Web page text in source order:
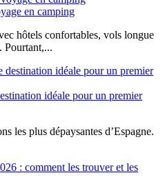
en camping
hôtels confortables, vols longue
Pourtant,...
idéale pour un premier
les plus dépaysantes d’Espagne.